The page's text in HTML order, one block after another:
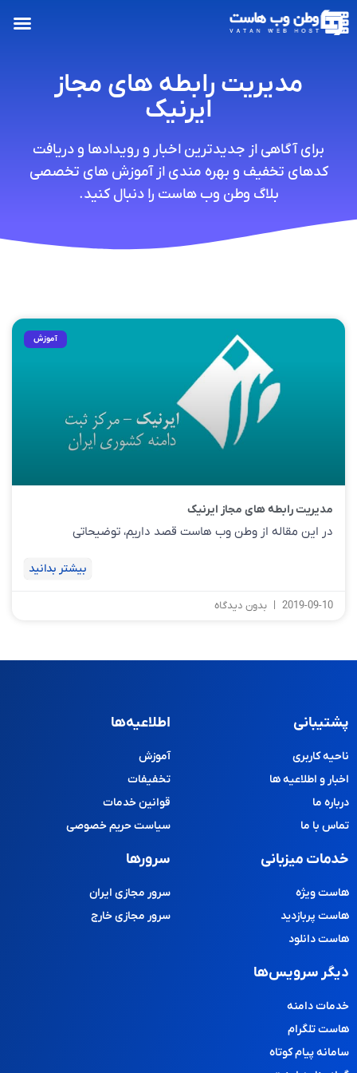
مدیریت رابطه های مجاز
ایرنیک
برای آگاهی از جدیدترین اخبار و رویدادها و دریافت
کدهای تخفیف و بهره مندی از آموزش های تخصصی
بلاگ وطن وب هاست را دنبال کنید.
آموزش
مدیریت رابطه های مجاز ایرنیک
در این مقاله از وطن وب هاست قصد داریم، توضیحاتی
بیشتر بدانید
2019-09-10 بدون دیدگاه
پشتیبانی
ناحیه کاربری
اخبار و اطلاعیه ها
درباره ما
تماس با ما
اطلاعیه‌ها
آموزش
تخفیفات
قوانین خدمات
سیاست حریم خصوصی
خدمات میزبانی
هاست ویژه
هاست پربازدید
هاست دانلود
سرورها
سرور مجازی ایران
سرور مجازی خارج
دیگر سرویس‌ها
خدمات دامنه
هاست تلگرام
سامانه پیام کوتاه